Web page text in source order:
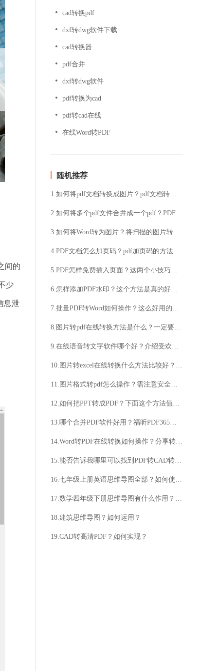
间的
少
息泄
cad转换pdf
dxf转dwg软件下载
cad转换器
pdf合并
dxf转dwg软件
pdf转换为cad
pdf转cad在线
在线Word转PDF
随机推荐
1.如何将pdf文档转换成图片？pdf文档转换成图片的方法
2.如何将多个pdf文件合并成一个pdf？PDF转换成Excel的方法介绍
3.如何将Word转为图片？将扫描的图片转换成pdf格式的流程
4.PDF文档怎么加页码？pdf加页码的方法推荐
5.PDF怎样免费插入页面？这两个小技巧快收藏起来
6.怎样添加PDF水印？这个方法是真的好用！
7.批量PDF转Word如何操作？这么好用的工具千万别错过
8.图片转pdf在线转换方法是什么？一定要掌握这个转换方法
9.在线语音转文字软件哪个好？介绍受欢迎的在线语音转文字软件
10.图片转excel在线转换什么方法比较好？excel文件特点一览
11.图片格式转pdf怎么操作？需注意安全性吗？
12.如何把PPT转成PDF？下面这个方法值得一用
13.哪个合并PDF软件好用？福昕PDF365不错
14.Word转PDF在线转换如何操作？分享转换技巧
15.能否告诉我哪里可以找到PDF转CAD转换器破解版？有没有人试过使用PDF转CAD转换器破解版？
16.七年级上册英语思维导图全部？如何使用思维导图学习英语？
17.数学四年级下册思维导图有什么作用？思维导图如何使用？
18.建筑思维导图？如何运用？
19.CAD转高清PDF？如何实现？